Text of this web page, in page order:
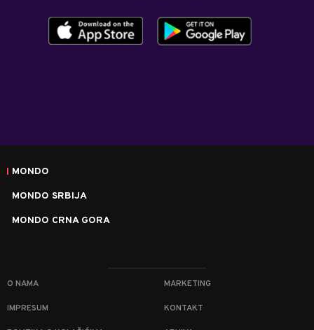
MONDO
MONDO SRBIJA
MONDO CRNA GORA
O NAMA MARKETING
IMPRESUM KONTAKT